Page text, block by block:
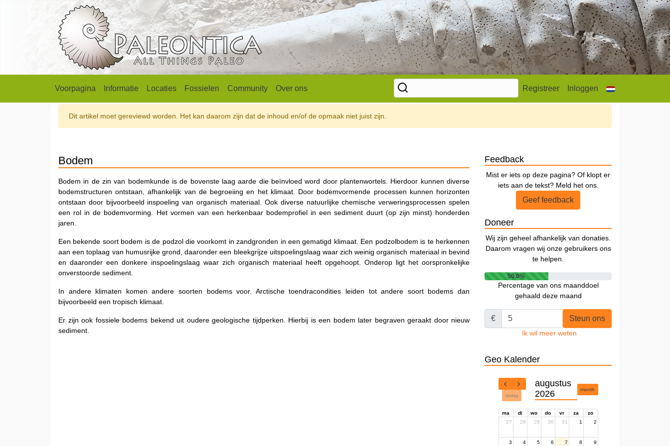
Voorpagina Informatie Locaties Fossielen Community Over ons Registreer Inloggen
Dit artikel moet gereviewd worden. Het kan daarom zijn dat de inhoud en/of de opmaak niet juist zijn.
Bodem
Bodem in de zin van bodemkunde is de bovenste laag aarde die beïnvloed word door plantenwortels. Hierdoor kunnen diverse
bodemstructuren ontstaan, afhankelijk van de begroeiing en het klimaat. Door bodemvormende processen kunnen horizonten
ontstaan door bijvoorbeeld inspoeling van organisch materiaal. Ook diverse natuurlijke chemische verweringsprocessen spelen
een rol in de bodemvorming. Het vormen van een herkenbaar bodemprofiel in een sediment duurt (op zijn minst) honderden
jaren.
Een bekende soort bodem is de podzol die voorkomt in zandgronden in een gematigd klimaat. Een podzolbodem is te herkennen
aan een toplaag van humusrijke grond, daaronder een bleekgrijze uitspoelingslaag waar zich weinig organisch materiaal in bevind
en daaronder een donkere inspoelingslaag waar zich organisch materiaal heeft opgehoopt. Onderop ligt het oorspronkelijke
onverstoorde sediment.
In andere klimaten komen andere soorten bodems voor. Arctische toendracondities leiden tot andere soort bodems dan
bijvoorbeeld een tropisch klimaat.
Er zijn ook fossiele bodems bekend uit oudere geologische tijdperken. Hierbij is een bodem later begraven geraakt door nieuw
sediment.
Feedback
Mist er iets op deze pagina? Of klopt er
iets aan de tekst? Meld het ons.
Geef feedback
Doneer
Wij zijn geheel afhankelijk van donaties.
Daarom vragen wij onze gebruikers ons
te helpen.
50.0%
Percentage van ons maanddoel
gehaald deze maand
€ Steun ons
Ik wil meer weten
Geo Kalender
today
augustus
2026
month
ma di wo do vr za
zo
27
28 29 30 31 1 2
3 4 5 6 7 8 9